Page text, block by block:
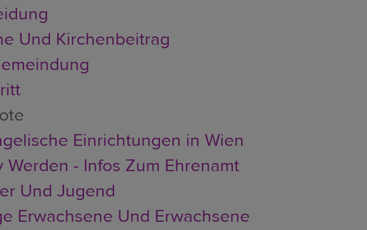
Und Kirchenbeitrag
Einrichtungen in Wien
Werden - Infos Zum Ehrenamt
Und Jugend
Erwachsene Und Erwachsene